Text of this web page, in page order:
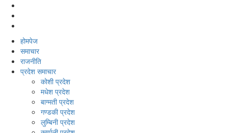
होमपेज
समाचार
राजनीति
प्रदेश समाचार
कोशी प्रदेश
मधेश प्रदेश
बाग्मती प्रदेश
गण्डकी प्रदेश
लुम्बिनी प्रदेश